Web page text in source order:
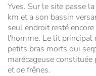
Yves. Sur le site passe
km et a son bassin
seul endroit resté
l'homme. Le lit principal
petits bras morts qui
marécageuse
et de frênes.